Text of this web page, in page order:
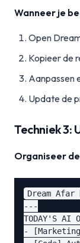
Wanneer je
Open
Kopieer de
Aanpassen
Update de
Techniek
Organiseer
Dream
---
TODAY'S AI
-